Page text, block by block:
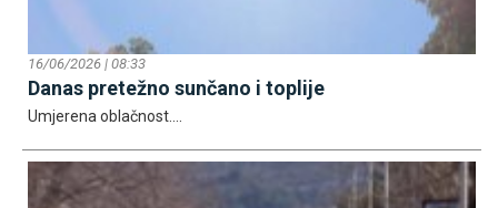
16/06/2026 | 08:33
Danas pretežno sunčano i toplije
Umjerena oblačnost....